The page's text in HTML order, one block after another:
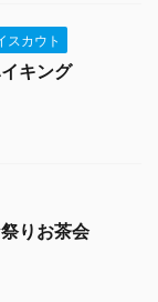
スカウト
キング
りお茶会